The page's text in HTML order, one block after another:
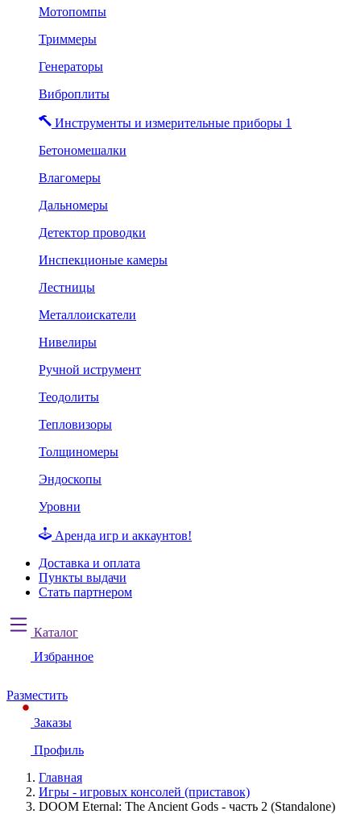
Мотопомпы
Триммеры
Генераторы
Виброплиты
Инструменты и измерительные приборы 1
Бетономешалки
Влагомеры
Дальномеры
Детектор проводки
Инспекционые камеры
Лестницы
Металлоискатели
Нивелиры
Ручной иструмент
Теодолиты
Тепловизоры
Толщиномеры
Эндоскопы
Уровни
Аренда игр и аккаунтов!
Доставка и оплата
Пункты выдачи
Стать партнером
Каталог
Избранное
Разместить
Заказы
Профиль
Главная
Игры - игровых консолей (приставок)
DOOM Eternal: The Ancient Gods - часть 2 (Standalone)